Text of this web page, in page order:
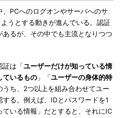
PCへのログオンやサーバへのサ
うとする動きが進んでいる。認証
るが、その中でも主流となりつつ
は「ユーザーだけが知っている情
ているもの 」「ユーザーの身体的特
うち、2つ以上を組み合わせてユー
る。例えば、IDとパスワードを1
いる情報」だとすると、それにIC